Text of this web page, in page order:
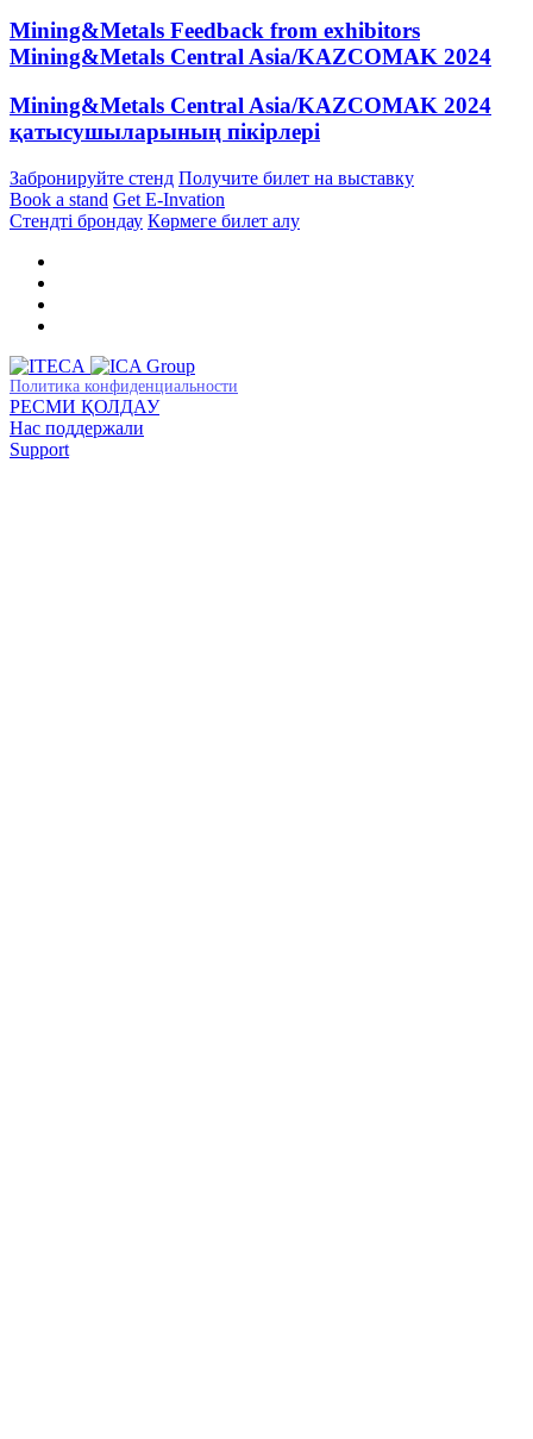
Mining&Metals Feedback from exhibitors
Mining&Metals Central Asia/KAZCOMAK 2024
Mining&Metals Central Asia/KAZCOMAK 2024
қатысушыларының пікірлері
Забронируйте стенд Получите билет на выставку
Book a stand Get E-Invation
Стендті брондау Көрмеге билет алу
Политика конфиденциальности
РЕСМИ ҚОЛДАУ
Нас поддержали
Support